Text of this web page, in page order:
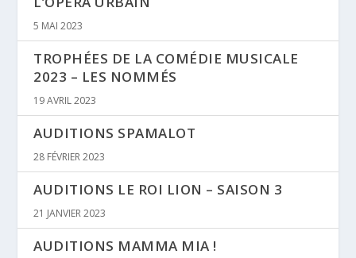
5 MAI 2023
TROPHÉES DE LA COMÉDIE MUSICALE
2023 – LES NOMMÉS
19 AVRIL 2023
AUDITIONS SPAMALOT
28 FÉVRIER 2023
AUDITIONS LE ROI LION – SAISON 3
21 JANVIER 2023
AUDITIONS MAMMA MIA !